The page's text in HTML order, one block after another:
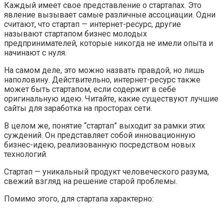
Каждый имеет свое представление о стартапах. Это
явление вызывает самые различные ассоциации. Одни
считают, что стартап — интернет-ресурс, другие
называют стартапом бизнес молодых
предпринимателей, которые никогда не имели опыта и
начинают с нуля.
На самом деле, это можно назвать правдой, но лишь
наполовину. Действительно, интернет-ресурс также
может быть стартапом, если содержит в себе
оригинальную идею. Читайте, какие существуют лучшие
сайты для заработка на просторах сети.
В целом же, понятие “стартап” выходит за рамки этих
суждений. Он представляет собой инновационную
бизнес-идею, реализованную посредством новых
технологий.
Стартап — уникальный продукт человеческого разума,
свежий взгляд на решение старой проблемы.
Помимо этого, для стартапа характерно: